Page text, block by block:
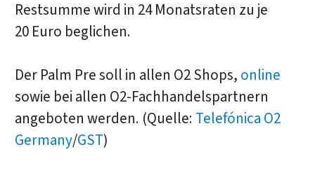
Restsumme wird in 24 Monatsraten zu je
20 Euro beglichen.
Der Palm Pre soll in allen O2 Shops, online
sowie bei allen O2-Fachhandelspartnern
angeboten werden. (Quelle: Telefónica O2
Germany/GST)